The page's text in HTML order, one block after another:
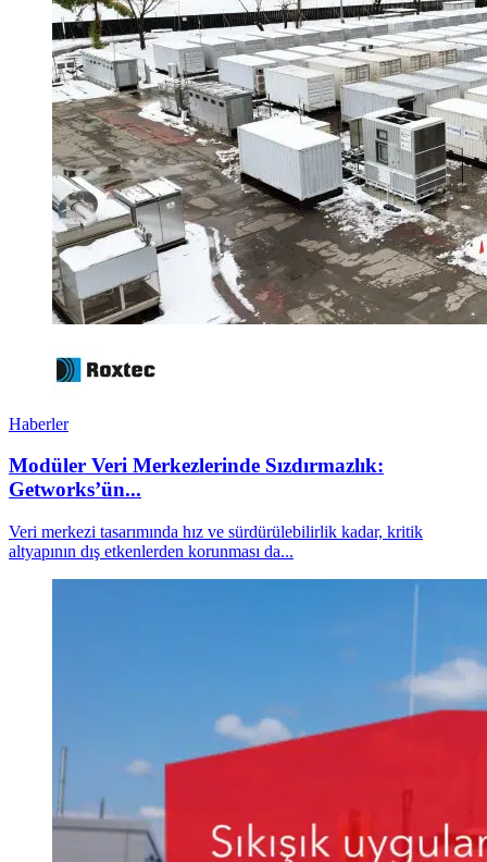
Haberler
Modüler Veri Merkezlerinde Sızdırmazlık:
Getworks’ün...
Veri merkezi tasarımında hız ve sürdürülebilirlik kadar, kritik
altyapının dış etkenlerden korunması da...